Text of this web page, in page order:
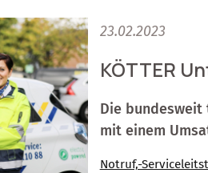
23.02.2023
KÖTTER
Die
mit einem
Notruf,-